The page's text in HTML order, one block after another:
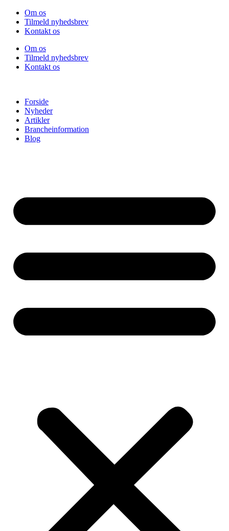
Videre
indhold
Om os
Tilmeld nyhedsbrev
Kontakt os
Om os
Tilmeld nyhedsbrev
Kontakt os
Forside
Nyheder
Artikler
Brancheinformation
Blog